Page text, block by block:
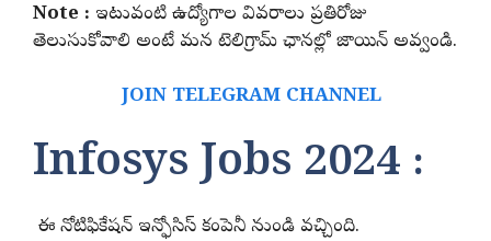
Note : ఇటువంటి ఉద్యోగాల వివరాలు ప్రతిరోజు
తెలుసుకోవాలి అంటే మన టెలిగ్రామ్ ఛానల్లో జాయిన్ అవ్వండి.
JOIN TELEGRAM CHANNEL
Infosys Jobs 2024 :
ఈ నోటిఫికేషన్ ఇన్ఫోసిస్ కంపెనీ నుండి వచ్చింది.